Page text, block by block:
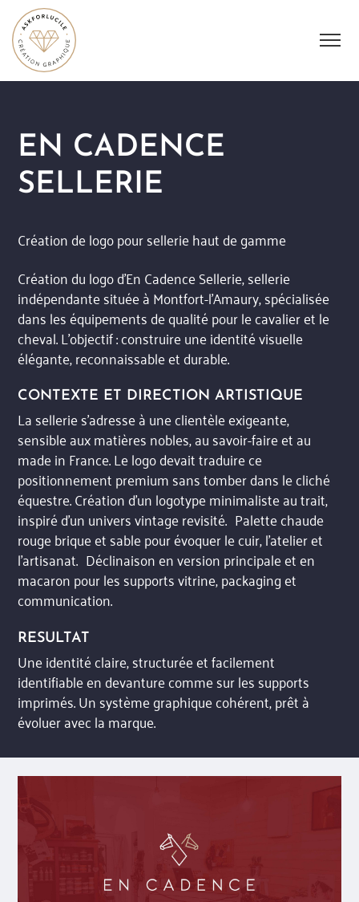
EN CADENCE
SELLERIE
Création de logo pour sellerie haut de gamme
Création du logo d’En Cadence Sellerie, sellerie
indépendante située à Montfort-l’Amaury, spécialisée
dans les équipements de qualité pour le cavalier et le
cheval. L’objectif : construire une identité visuelle
élégante, reconnaissable et durable.
CONTEXTE ET DIRECTION ARTISTIQUE
La sellerie s’adresse à une clientèle exigeante,
sensible aux matières nobles, au savoir-faire et au
made in France. Le logo devait traduire ce
positionnement premium sans tomber dans le cliché
équestre. Création d’un logotype minimaliste au trait,
inspiré d’un univers vintage revisité. Palette chaude
rouge brique et sable pour évoquer le cuir, l’atelier et
l’artisanat. Déclinaison en version principale et en
macaron pour les supports vitrine, packaging et
communication.
RESULTAT
Une identité claire, structurée et facilement
identifiable en devanture comme sur les supports
imprimés. Un système graphique cohérent, prêt à
évoluer avec la marque.